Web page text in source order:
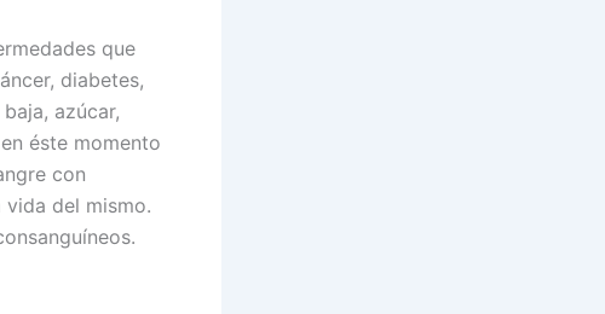
que
diabetes,
azúcar,
éste momento
con
del mismo.